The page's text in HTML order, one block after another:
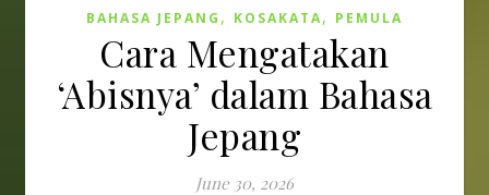
BAHASA JEPANG , KOSAKATA, PEMULA
Cara Mengatakan
‘Abisnya’ dalam Bahasa
Jepang
June 30, 2026